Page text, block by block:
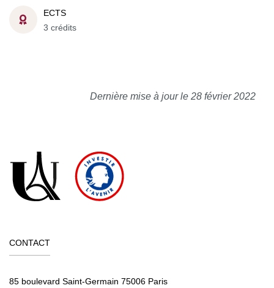
ECTS
3 crédits
Dernière mise à jour le 28 février 2022
CONTACT
85 boulevard Saint-Germain 75006 Paris